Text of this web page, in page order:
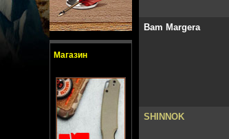
Магазин
Bam Margera
SHINNOK